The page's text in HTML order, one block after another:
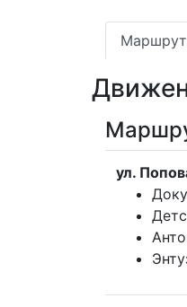
Маршрут
ул.